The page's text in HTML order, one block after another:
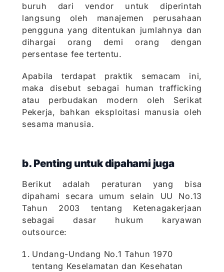
buruh dari vendor untuk diperintah
langsung oleh manajemen perusahaan
pengguna yang ditentukan jumlahnya dan
dihargai orang demi orang dengan
persentase fee tertentu.
Apabila terdapat praktik semacam ini,
maka disebut sebagai human trafficking
atau perbudakan modern oleh Serikat
Pekerja, bahkan eksploitasi manusia oleh
sesama manusia.
b. Penting untuk dipahami juga
Berikut adalah peraturan yang bisa
dipahami secara umum selain UU No.13
Tahun 2003 tentang Ketenagakerjaan
sebagai dasar hukum karyawan
outsource:
Undang-Undang No.1 Tahun 1970
tentang Keselamatan dan Kesehatan